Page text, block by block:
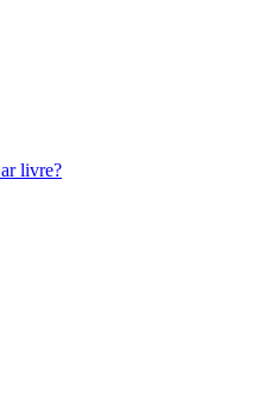
livre?